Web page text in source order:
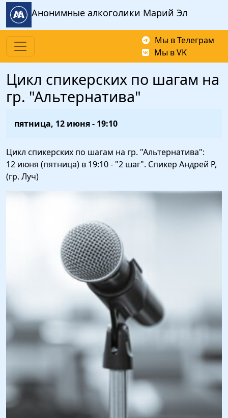
Перейти к основному содержанию
Анонимные алкоголики Марий Эл
Мы в Телеграм
Мы в VK
Цикл спикерских по шагам на
гр. "Альтернатива"
пятница, 12 июня - 19:10
Цикл спикерских по шагам на гр. "Альтернатива":
12 июня (пятница) в 19:10 - "2 шаг". Спикер Андрей Р,
(гр. Луч)